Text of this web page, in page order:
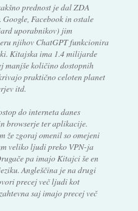
prednost je dal ZDA
Facebook in ostale
uporabnikov) jim
njihov ChatGPT funkcionira
Kitajska ima 1.4 milijarde
količino dostopnih
praktično celoten planet
itd.
do interneta danes
browserje ter aplikacije.
že zgoraj omenil so omejeni
veliko ljudi preko VPN-ja
pa imajo Kitajci še en
Angleščina je na drugi
precej več ljudi kot
saj imajo precej več